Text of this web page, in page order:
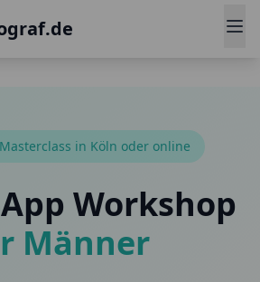
in Köln oder online
Workshop
Männer